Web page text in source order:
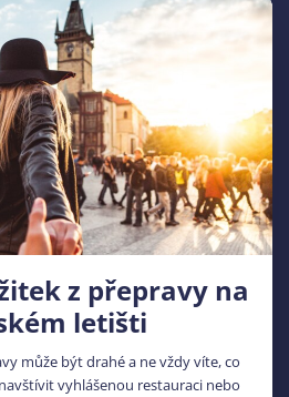
z přepravy na
letišti
může být drahé a ne vždy víte, co
vyhlášenou restauraci nebo